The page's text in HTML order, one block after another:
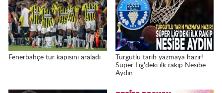
Fenerbahçe tur kapısını araladı
Turgutlu tarih yazmaya hazır!
Süper Lig'deki ilk rakip Nesibe
Aydın